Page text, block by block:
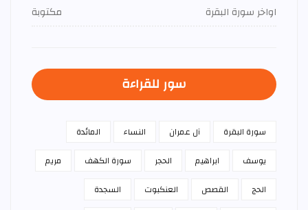
اواخر سورة البقرة
مكتوبة
سور للقراءة
سورة البقرة آل عمران النساء
المائدة
يوسف
ابراهيم الحجر سورة الكهف
مريم
الحج
القصص العنكبوت
السجدة